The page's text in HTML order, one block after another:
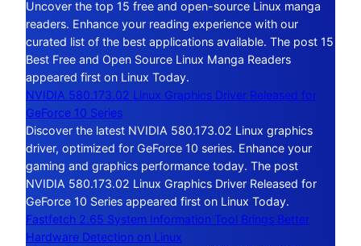
Uncover the top 15 free and open-source Linux manga
readers. Enhance your reading experience with our
curated list of the best applications available. The post 15
Best Free and Open Source Linux Manga Readers
appeared first on Linux Today.
NVIDIA 580.173.02 Linux Graphics Driver Released for
GeForce 10 Series
Discover the latest NVIDIA 580.173.02 Linux graphics
driver, optimized for GeForce 10 series. Enhance your
gaming and graphics performance today. The post
NVIDIA 580.173.02 Linux Graphics Driver Released for
GeForce 10 Series appeared first on Linux Today.
Fastfetch 2.65 System Information Tool Brings Better
Hardware Detection on Linux